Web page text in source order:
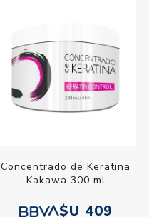
Concentrado de Keratina
Kakawa 300 ml
$U 409